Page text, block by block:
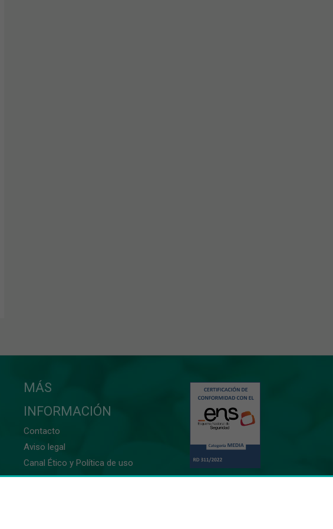
MÁS
INFORMACIÓN
Contacto
Aviso legal
Canal Ético y Política de uso